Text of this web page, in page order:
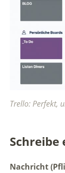
Trello: Perfekt,
Nachricht